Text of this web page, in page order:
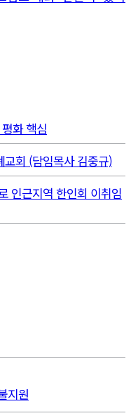
화 핵심
교회 (담임목사 김중규)
인근지역 한인회 이취임
지원